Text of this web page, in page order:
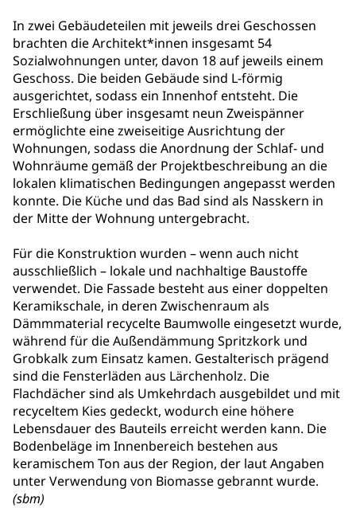
In zwei Gebäudeteilen mit jeweils drei Geschossen
brachten die Architekt*innen insgesamt 54
Sozialwohnungen unter, davon 18 auf jeweils einem
Geschoss. Die beiden Gebäude sind L-förmig
ausgerichtet, sodass ein Innenhof entsteht. Die
Erschließung über insgesamt neun Zweispänner
ermöglichte eine zweiseitige Ausrichtung der
Wohnungen, sodass die Anordnung der Schlaf- und
Wohnräume gemäß der Projektbeschreibung an die
lokalen klimatischen Bedingungen angepasst werden
konnte. Die Küche und das Bad sind als Nasskern in
der Mitte der Wohnung untergebracht.
Für die Konstruktion wurden – wenn auch nicht
ausschließlich – lokale und nachhaltige Baustoffe
verwendet. Die Fassade besteht aus einer doppelten
Keramikschale, in deren Zwischenraum als
Dämmmaterial recycelte Baumwolle eingesetzt wurde,
während für die Außendämmung Spritzkork und
Grobkalk zum Einsatz kamen. Gestalterisch prägend
sind die Fensterläden aus Lärchenholz. Die
Flachdächer sind als Umkehrdach ausgebildet und mit
recyceltem Kies gedeckt, wodurch eine höhere
Lebensdauer des Bauteils erreicht werden kann. Die
Bodenbeläge im Innenbereich bestehen aus
keramischem Ton aus der Region, der laut Angaben
unter Verwendung von Biomasse gebrannt wurde.
(sbm)